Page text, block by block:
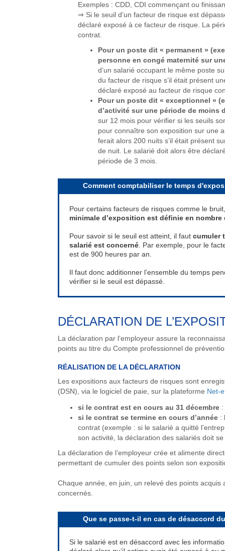
Exemples : CDD, CDI commençant ou
⇒ Si le seuil d’un facteur de risque est
déclaré exposé à ce facteur de risque. La
contrat.
Pour un poste dit « permanent »
personne en congé maternité sur
d’un salarié occupant le même poste
du facteur de risque s’il était présent
déclaré exposé au facteur de risque
Pour un poste dit « exceptionnel »
d’activité sur une période de moins
sur 12 mois pour vérifier si les seuils
pour connaître son exposition sur une
ferait alors 200 nuits s’il était présent
de nuit. Le salarié doit alors être
période de 3 mois.
Comment comptabiliser le temps
Pour certains facteurs de risques comme le
minimale d’exposition est définie en nombre
Pour savoir si le seuil est atteint, il faut cumuler
salarié est concerné . Par exemple, pour le
est de 900 heures par an.
Il faut donc additionner l’ensemble du temps
vérifier si le seuil est dépassé.
DÉCLARATION DE
La déclaration par l’employeur assure la
points au titre du Compte professionnel de
RÉALISATION DE LA DÉCLARATION
Les expositions aux facteurs de risques sont
(DSN), via le logiciel de paie, sur la plateforme Net-
si le contrat est en cours au 31 décembre
si le contrat se termine en cours d’année :
contrat (exemple : si le salarié a quitté
son activité, la déclaration des salariés doit
La déclaration de l’employeur crée et alimente
permettant de cumuler des points selon son
Chaque année, en juin, un relevé des points
concernés.
Que se passe-t-il en cas de désaccord
Si le salarié est en désaccord avec les